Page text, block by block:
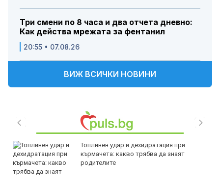
Три смени по 8 часа и два отчета дневно:
Как действа мрежата за фентанил
20:55 • 07.08.26
ВИЖ ВСИЧКИ НОВИНИ
Топлинен удар и дехидратация при
кърмачета: какво трябва да знаят
родителите